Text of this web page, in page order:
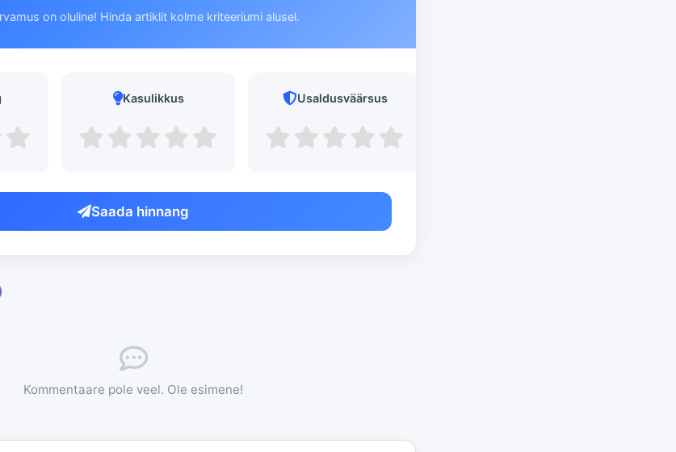
on oluline! Hinda artiklit kolme kriteeriumi alusel.
Kasulikkus Usaldusväärsus
Saada hinnang
Kommentaare pole veel. Ole esimene!